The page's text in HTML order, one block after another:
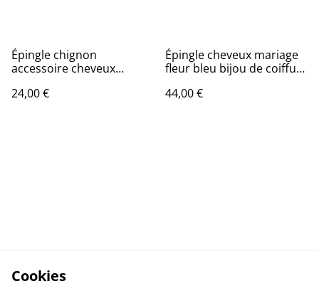
Épingle chignon
accessoire cheveux
24,00 €
Épingle cheveux mariage
fleur bleu bijou de coiffure
44,00 €
Cookies